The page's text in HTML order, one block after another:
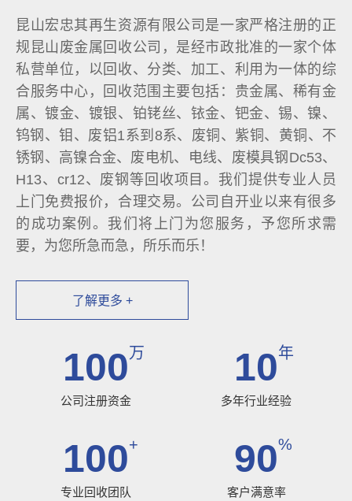
昆山宏忠其再生资源有限公司是一家严格注册的正
规昆山废金属回收公司，是经市政批准的一家个体
私营单位，以回收、分类、加工、利用为一体的综
合服务中心，回收范围主要包括：贵金属、稀有金
属、镀金、镀银、铂铑丝、铱金、钯金、锡、镍、
钨钢、钼、废铝1系到8系、废铜、紫铜、黄铜、不
锈钢、高镍合金、废电机、电线、废模具钢Dc53、
H13、cr12、废钢等回收项目。我们提供专业人员
上门免费报价，合理交易。公司自开业以来有很多
的成功案例。我们将上门为您服务，予您所求需
要，为您所急而急，所乐而乐！
了解更多 +
100万
公司注册资金
10年
多年行业经验
100+
专业回收团队
90%
客户满意率